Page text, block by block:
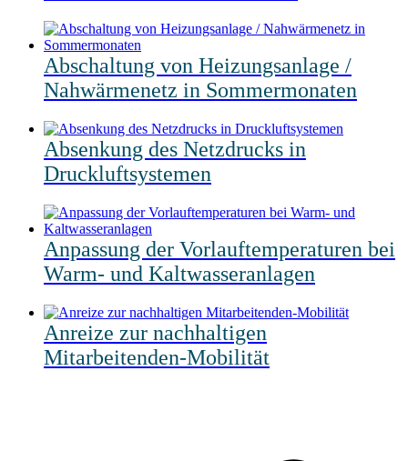
Abschaltung von Heizungsanlage /
Nahwärmenetz in Sommermonaten
Absenkung des Netzdrucks in
Druckluftsystemen
Anpassung der Vorlauftemperaturen bei
Warm- und Kaltwasseranlagen
Anreize zur nachhaltigen
Mitarbeitenden-Mobilität